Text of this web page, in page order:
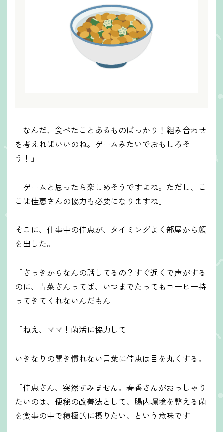
「なんだ、食べたことあるものばっかり！組み合わせ
を考えればいいのね。ゲームみたいでおもしろそ
う！」
「ゲームと思ったら楽しめそうですよね。ただし、こ
こは佳恵さんの協力も必要になりますね」
そこに、仕事中の佳恵が、タイミングよく部屋から顔
を出した。
「さっきからなんの話してるの？すぐ近くで声がする
のに、青菜さんってば、いつまでたってもコーヒー持
ってきてくれないんだもん」
「ねえ、ママ！菌活に協力して」
いきなりの聞き慣れない言葉に佳恵は目を丸くする。
「佳恵さん、突然すみません。春香さんがおっしゃり
たいのは、便秘の改善法として、腸内環境を整える菌
を食事の中で積極的に摂りたい、という意味です」